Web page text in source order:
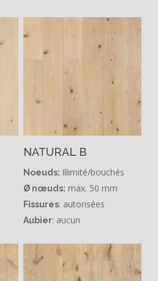
NATURAL B
Noeuds: Illimité/bouchés
Ø nœuds: max. 50 mm
Fissures: autorisées
Aubier: aucun